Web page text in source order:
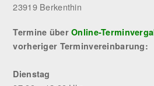
23919 Berkenthin
Termine überOnline-
vorheriger Terminvereinbarung:
Dienstag